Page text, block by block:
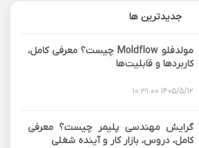
جدیدترین ها
مولدفلو Moldflow چیست؟ معرفی کامل،
کاربردها و قابلیت‌ها
1405/5/12 10:31:00
گرایش مهندسی پلیمر چیست؟ معرفی
کامل، دروس، بازار کار و آینده شغلی